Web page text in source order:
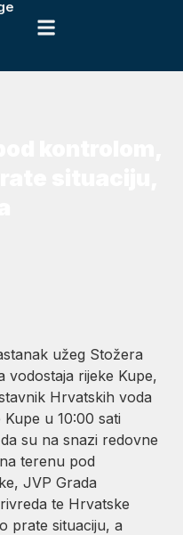
užeg Stožera
vodostaja rijeke Kupe,
Hrvatskih voda
u 10:00 sati
su na snazi redovne
terenu pod
JVP Grada
te Hrvatske
prate situaciju, a